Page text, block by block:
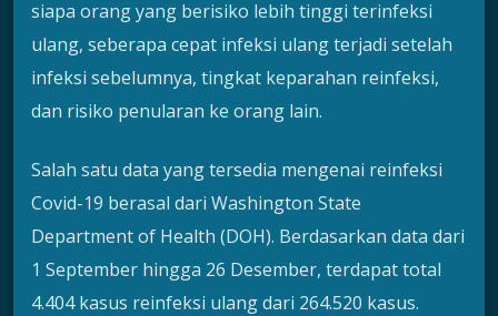
siapa orang yang berisiko lebih tinggi terinfeksi
ulang, seberapa cepat infeksi ulang terjadi setelah
infeksi sebelumnya, tingkat keparahan reinfeksi,
dan risiko penularan ke orang lain.
Salah satu data yang tersedia mengenai reinfeksi
Covid-19 berasal dari Washington State
Department of Health (DOH). Berdasarkan data dari
1 September hingga 26 Desember, terdapat total
4.404 kasus reinfeksi ulang dari 264.520 kasus.